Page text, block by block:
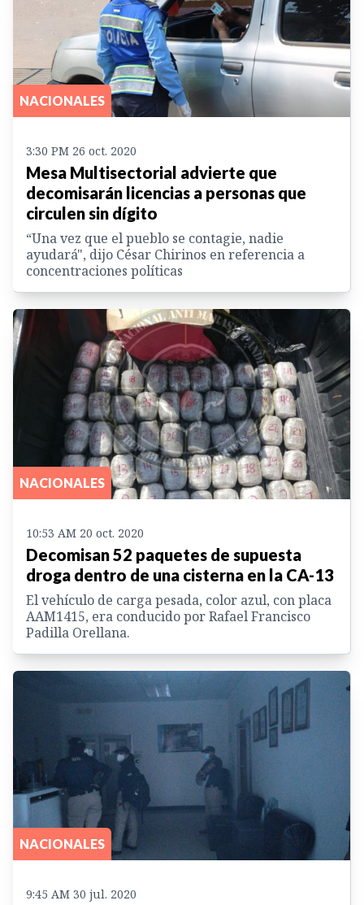
NACIONALES
3:30 PM 26 oct. 2020
Mesa Multisectorial advierte que
decomisarán licencias a personas que
circulen sin dígito
“Una vez que el pueblo se contagie, nadie
ayudará", dijo César Chirinos en referencia a
concentraciones políticas
NACIONALES
10:53 AM 20 oct. 2020
Decomisan 52 paquetes de supuesta
droga dentro de una cisterna en la CA-13
El vehículo de carga pesada, color azul, con placa
AAM1415, era conducido por Rafael Francisco
Padilla Orellana.
NACIONALES
9:45 AM 30 jul. 2020